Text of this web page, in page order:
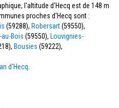
l'altitude d'Hecq est de 148 m
proches d'Hecq sont :
(59288), Robersart(59550),
au-Bois (59550), Louvignies-
Bousies (59222),
d'Hecq